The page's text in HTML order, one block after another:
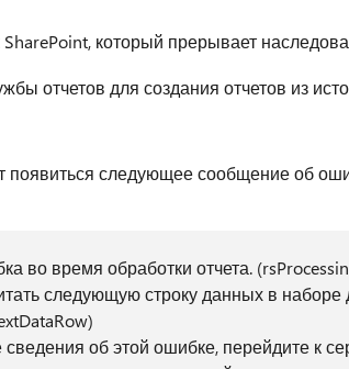
SharePoint, который прерывает
отчетов для создания отчетов из
появиться следующее сообщение об
во время обработки отчета.
следующую строку данных в наборе
об этой ошибке, перейдите к